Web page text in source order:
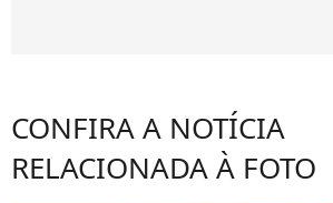
CONFIRA A NOTÍCIA
RELACIONADA À FOTO